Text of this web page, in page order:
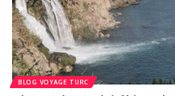
BLOG VOYAGE TURC